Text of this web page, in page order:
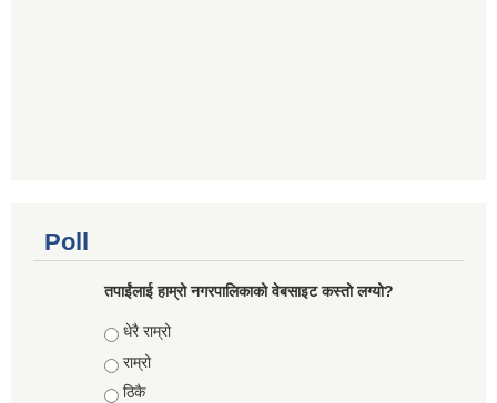
Poll
तपाईंलाई हाम्रो नगरपालिकाको वेबसाइट कस्तो लग्यो?
Choices
धेरै राम्रो
राम्रो
ठिकै